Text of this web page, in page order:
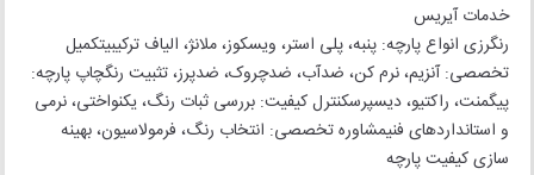
خدمات آیریس
رنگرزی انواع پارچه: پنبه، پلی استر، ویسکوز، ملانژ، الیاف ترکیبیتکمیل
تخصصی: آنزیم، نرم کن، ضدآب، ضدچروک، ضدپرز، تثبیت رنگچاپ پارچه:
پیگمنت، راکتیو، دیسپرسکنترل کیفیت: بررسی ثبات رنگ، یکنواختی، نرمی
و استانداردهای فنیمشاوره تخصصی: انتخاب رنگ، فرمولاسیون، بهینه
سازی کیفیت پارچه